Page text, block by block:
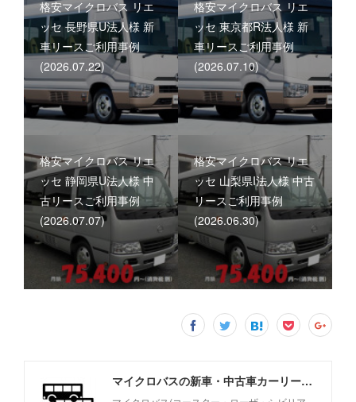
格安マイクロバス リエ
ッセ 長野県U法人様 新
車リースご利用事例
(2026.07.22)
格安マイクロバス リエ
ッセ 東京都R法人様 新
車リースご利用事例
(2026.07.10)
格安マイクロバス リエ
ッセ 静岡県U法人様 中
古リースご利用事例
(2026.07.07)
格安マイクロバス リエ
ッセ 山梨県I法人様 中古
リースご利用事例
(2026.06.30)
マイクロバスの新車・中古車カーリース事例 - オートガレージ122